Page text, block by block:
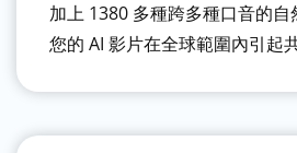
加上 1380 多種跨多種口音的
您的 AI 影片在全球範圍內引起共